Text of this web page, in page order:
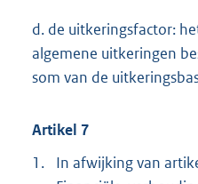
d. de uitkeringsfactor:
algemene uitkeringen
som van de
Artikel 7
1.
In afwijking van